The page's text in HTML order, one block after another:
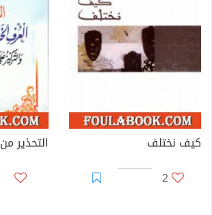
كيف نختلف
2